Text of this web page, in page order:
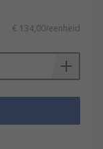
€ 134,00/eenheid